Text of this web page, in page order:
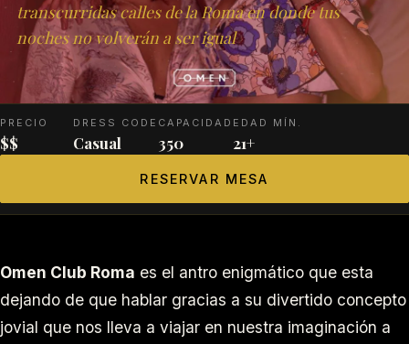
transcurridas calles de la Roma en donde tus
noches no volverán a ser igual
PRECIO
$$
DRESS CODE
Casual
CAPACIDAD
350
EDAD MÍN.
21+
RESERVAR MESA
Omen Club Roma es el antro enigmático que esta
dejando de que hablar gracias a su divertido concepto
jovial que nos lleva a viajar en nuestra imaginación a